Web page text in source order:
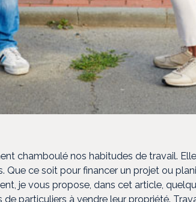
chamboulé nos habitudes de travail.
ce soit pour financer un projet ou
je vous propose, dans cet article,
particuliers à vendre leur propriété.